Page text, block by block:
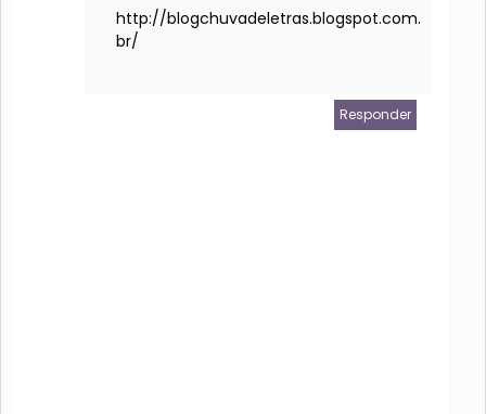
http://blogchuvadeletras.blogspot.com.
br/
Responder